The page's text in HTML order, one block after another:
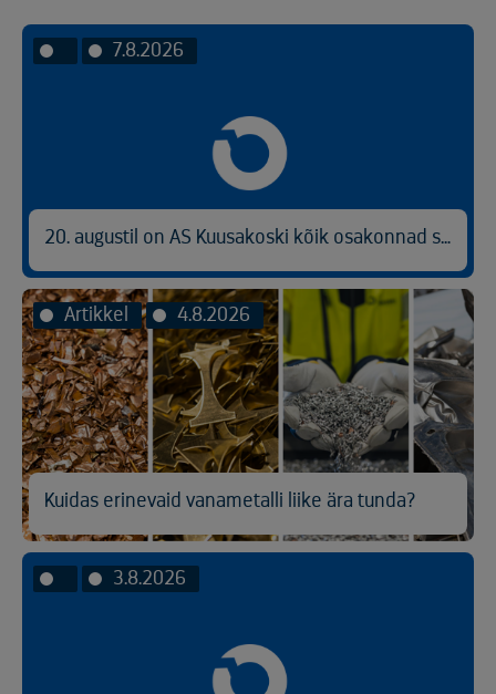
7.8.2026
20. augustil on AS Kuusakoski kõik osakonnad suletud
Artikkel 4.8.2026
Kuidas erinevaid vanametalli liike ära tunda?
3.8.2026